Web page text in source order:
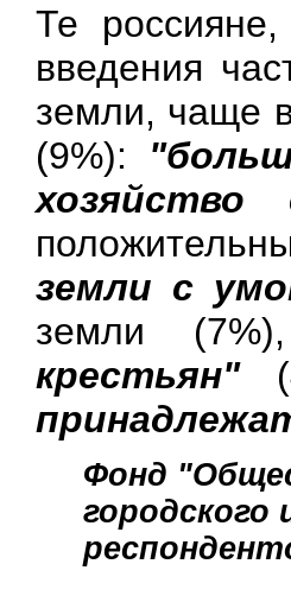
Те
введения
земли, чаще
(9%):
земли с
земли
крестьян"
Фонд
городского